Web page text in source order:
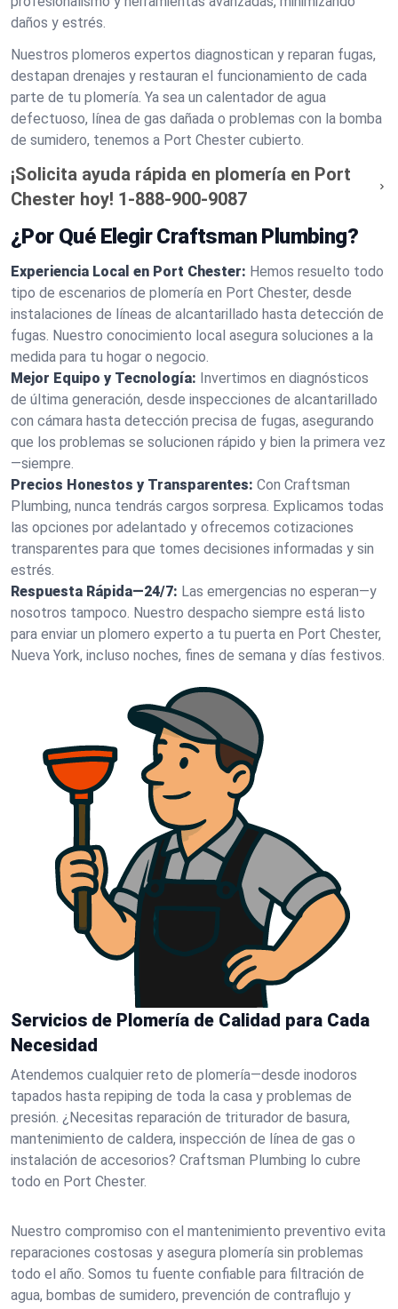
daños y estrés.
Nuestros plomeros expertos diagnostican y reparan fugas,
destapan drenajes y restauran el funcionamiento de cada
parte de tu plomería. Ya sea un calentador de agua
defectuoso, línea de gas dañada o problemas con la bomba
de sumidero, tenemos a Port Chester cubierto.
¡Solicita ayuda rápida en plomería en Port
Chester hoy! 1-888-900-9087
¿Por Qué Elegir Craftsman Plumbing?
Experiencia Local en Port Chester: Hemos resuelto todo
tipo de escenarios de plomería en Port Chester, desde
instalaciones de líneas de alcantarillado hasta detección de
fugas. Nuestro conocimiento local asegura soluciones a la
medida para tu hogar o negocio.
Mejor Equipo y Tecnología: Invertimos en diagnósticos
de última generación, desde inspecciones de alcantarillado
con cámara hasta detección precisa de fugas, asegurando
que los problemas se solucionen rápido y bien la primera vez
—siempre.
Precios Honestos y Transparentes: Con Craftsman
Plumbing, nunca tendrás cargos sorpresa. Explicamos todas
las opciones por adelantado y ofrecemos cotizaciones
transparentes para que tomes decisiones informadas y sin
estrés.
Respuesta Rápida—24/7: Las emergencias no esperan—y
nosotros tampoco. Nuestro despacho siempre está listo
para enviar un plomero experto a tu puerta en Port Chester,
Nueva York, incluso noches, fines de semana y días festivos.
Servicios de Plomería de Calidad para Cada
Necesidad
Atendemos cualquier reto de plomería—desde inodoros
tapados hasta repiping de toda la casa y problemas de
presión. ¿Necesitas reparación de triturador de basura,
mantenimiento de caldera, inspección de línea de gas o
instalación de accesorios? Craftsman Plumbing lo cubre
todo en Port Chester.
Nuestro compromiso con el mantenimiento preventivo evita
reparaciones costosas y asegura plomería sin problemas
todo el año. Somos tu fuente confiable para filtración de
agua, bombas de sumidero, prevención de contraflujo y